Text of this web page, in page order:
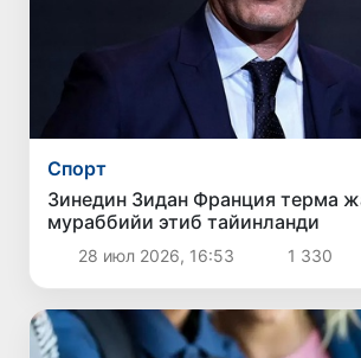
Спорт
Зинедин Зидан Франция терма
мураббийи этиб тайинланди
28 июл 2026, 16:53 1 330